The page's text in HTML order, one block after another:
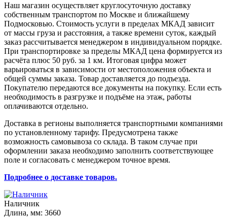
Наш магазин осуществляет круглосуточную доставку
собственным транспортом по Москве и ближайшему
Подмосковью. Стоимость услуги в пределах МКАД зависит
от массы груза и расстояния, а также времени суток, каждый
заказ рассчитывается менеджером в индивидуальном порядке.
При транспортировке за пределы МКАД цена формируется из
расчёта плюс 50 руб. за 1 км. Итоговая цифра может
варьироваться в зависимости от местоположения объекта и
общей суммы заказа. Товар доставляется до подъезда.
Покупателю передаются все документы на покупку. Если есть
необходимость в разгрузке и подъёме на этаж, работы
оплачиваются отдельно.
Доставка в регионы выполняется транспортными компаниями
по установленному тарифу. Предусмотрена также
возможность самовывоза со склада. В таком случае при
оформлении заказа необходимо заполнить соответствующее
поле и согласовать с менеджером точное время.
Подробнее о доставке товаров.
Наличник
Длина, мм: 3660